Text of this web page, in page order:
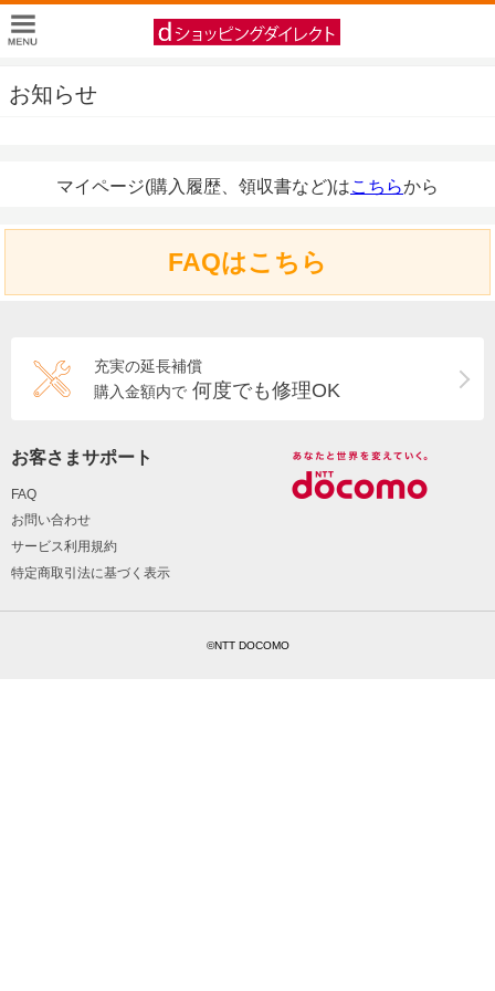
お知らせ
マイページ(購入履歴、領収書など)はこちらから
FAQはこちら
充実の延長補償
購入金額内で 何度でも修理OK
お客さまサポート
FAQ
お問い合わせ
サービス利用規約
特定商取引法に基づく表示
©NTT DOCOMO